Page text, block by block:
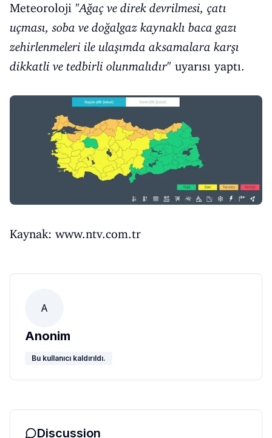
Meteoroloji "Ağaç ve direk devrilmesi, çatı
uçması, soba ve doğalgaz kaynaklı baca gazı
zehirlenmeleri ile ulaşımda aksamalara karşı
dikkatli ve tedbirli olunmalıdır" uyarısı yaptı.
Kaynak: www.ntv.com.tr
A
Anonim
Bu kullanıcı kaldırıldı.
Discussion